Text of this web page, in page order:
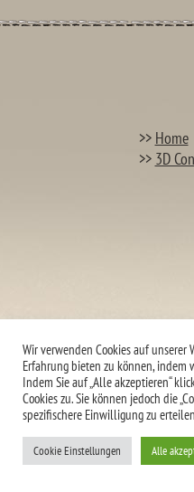
>> Home
>> 3D
Wir verwenden Cookies auf unserer
Erfahrung bieten zu können, indem
Indem Sie auf „Alle akzeptieren“
Cookies zu. Sie können jedoch die
spezifischere Einwilligung zu
Cookie Einstellungen Alle